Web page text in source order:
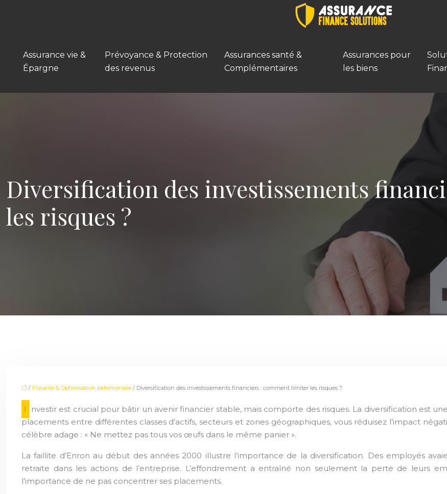
Assurance vie &
Épargne
Prévoyance & Protection
des revenus
Assurances santé &
Complémentaires
Assurances pour
les biens
Diversification des investissements
les risques ?
/ Fiscalité & Optimisation patrimoniale / Diversification des investissements financiers : comment limiter les risques ?
Investir est crucial pour bâtir un avenir financier stable, mais comporte des risques. La diversification est une stratégie efficace pour les atténuer. En répartissant vos
placements entre différentes classes d’actifs, secteurs et zones géographiques, vous réduisez l’impact
célèbre adage : « Ne mettez pas tous vos œufs dans le même panier ».
La faillite d’Enron au début des années 2000 illustre l’importance de la diversification. Des employés
retraite dans les actions de l’entreprise. L’effondrement a entraîné non seulement la perte de leurs
l’importance de ne pas concentrer ses placements.